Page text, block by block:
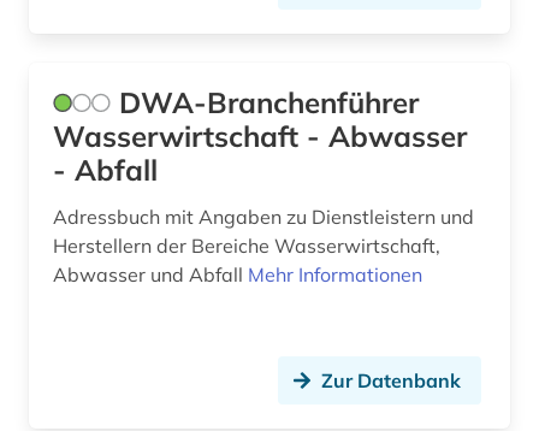
DWA-Branchenführer
Wasserwirtschaft - Abwasser
- Abfall
Adressbuch mit Angaben zu Dienstleistern und
Herstellern der Bereiche Wasserwirtschaft,
Abwasser und Abfall Mehr Informationen
Zur Datenbank